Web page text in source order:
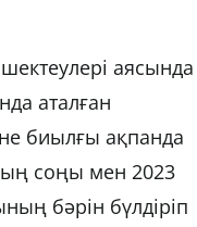
аясында
аталған
биылғы ақпанда
соңы мен 2023
бәрін бүлдіріп